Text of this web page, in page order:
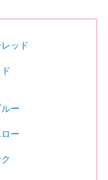
ッド
ー
ー